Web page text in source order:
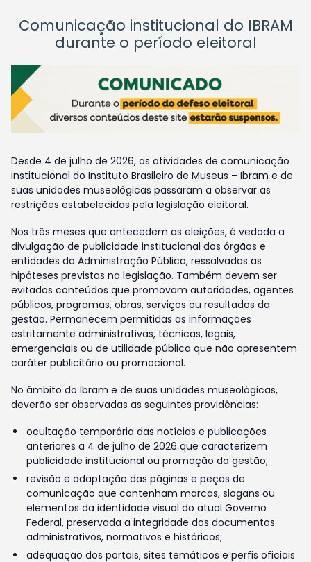
Comunicação institucional do IBRAM
durante o período eleitoral
Desde 4 de julho de 2026, as atividades de comunicação
institucional do Instituto Brasileiro de Museus – Ibram e de
suas unidades museológicas passaram a observar as
restrições estabelecidas pela legislação eleitoral.
Nos três meses que antecedem as eleições, é vedada a
divulgação de publicidade institucional dos órgãos e
entidades da Administração Pública, ressalvadas as
hipóteses previstas na legislação. Também devem ser
evitados conteúdos que promovam autoridades, agentes
públicos, programas, obras, serviços ou resultados da
gestão. Permanecem permitidas as informações
estritamente administrativas, técnicas, legais,
emergenciais ou de utilidade pública que não apresentem
caráter publicitário ou promocional.
No âmbito do Ibram e de suas unidades museológicas,
deverão ser observadas as seguintes providências:
ocultação temporária das notícias e publicações
anteriores a 4 de julho de 2026 que caracterizem
publicidade institucional ou promoção da gestão;
revisão e adaptação das páginas e peças de
comunicação que contenham marcas, slogans ou
elementos da identidade visual do atual Governo
Federal, preservada a integridade dos documentos
administrativos, normativos e históricos;
adequação dos portais, sites temáticos e perfis oficiais